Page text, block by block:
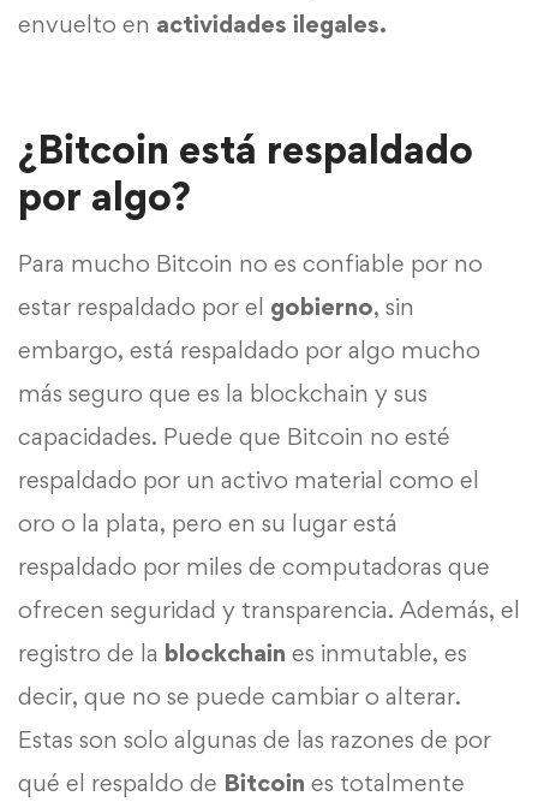
envuelto en actividades ilegales.
¿Bitcoin está respaldado
por algo?
Para mucho Bitcoin no es confiable por no
estar respaldado por el gobierno, sin
embargo, está respaldado por algo mucho
más seguro que es la blockchain y sus
capacidades. Puede que Bitcoin no esté
respaldado por un activo material como el
oro o la plata, pero en su lugar está
respaldado por miles de computadoras que
ofrecen seguridad y transparencia. Además, el
registro de la blockchain es inmutable, es
decir, que no se puede cambiar o alterar.
Estas son solo algunas de las razones de por
qué el respaldo de Bitcoin es totalmente